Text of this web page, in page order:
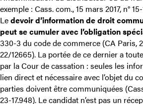
exemple : Cass. com., 15 mars 2017, n°
Ledevoir d’information de droit
peut se cumuler avec l’obligation
330-3 du code de commerce (CA Paris,
22/12665). La portée de ce dernier a
par la Cour de cassation : seules les
lien direct et nécessaire avec l’objet du
parties doivent être communiquées (
23-17.948). Le candidat n’est pas un